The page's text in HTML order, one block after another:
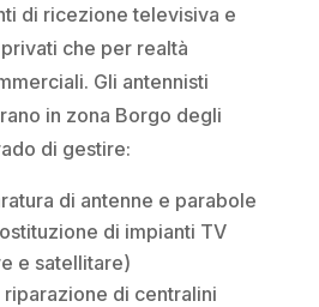
di ricezione televisiva e
che per realtà
Gli antennisti
in zona Borgo degli
di gestire:
di antenne e parabole
di impianti TV
e satellitare)
di centralini